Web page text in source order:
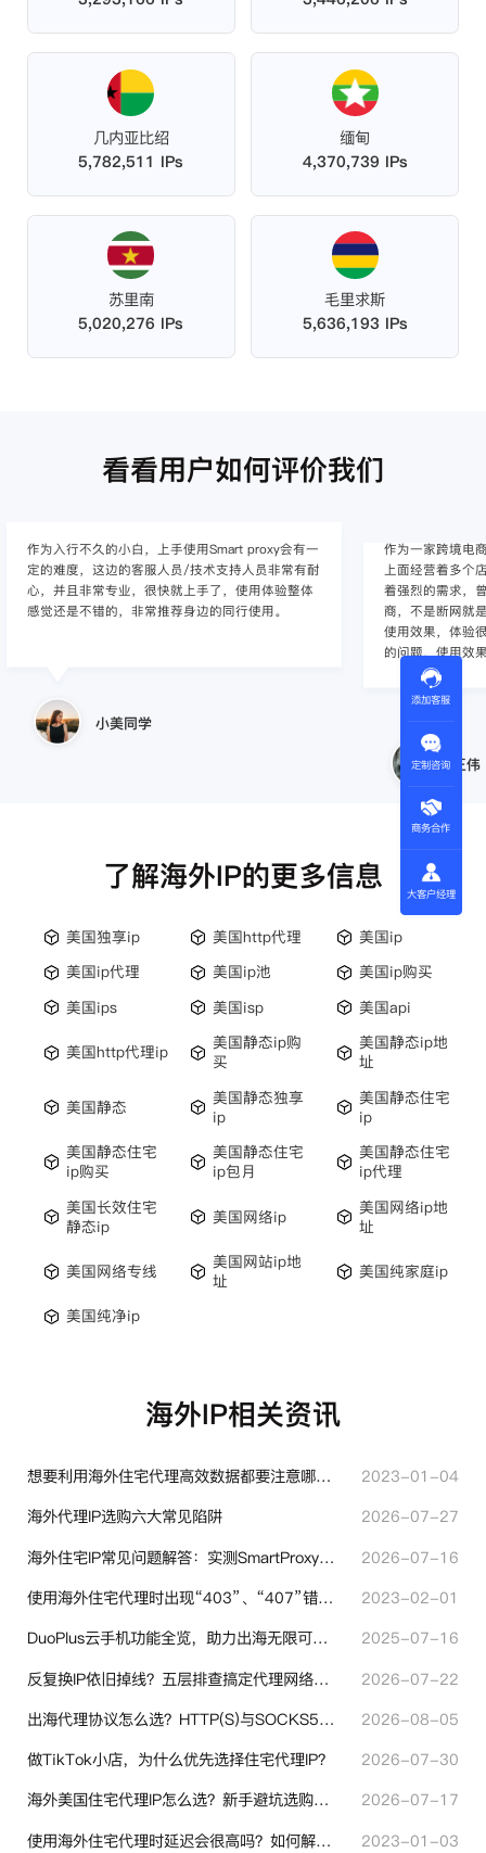
几内亚比绍
5,782,511 IPs
缅甸
4,370,739 IPs
苏里南
5,020,276 IPs
毛里求斯
5,636,193 IPs
看看用户如何评价我们
作为入行不久的小白，上手使用Smart proxy会有一
定的难度，这边的客服人员/技术支持人员非常有耐
心，并且非常专业，很快就上手了，使用体验整体
感觉还是不错的，非常推荐身边的同行使用。
小美同学
作为一家跨境电
上面经营着多个
着强烈的需求，
商，不是断网就
使用效果，体验
的问题，使用效
王伟
了解海外IP的更多信息
美国独享ip 美国http代理
美国ip
美国ip代理
美国ip池
美国ip购买
美国ips
美国isp 美国api
美国http代理ip
美国静态ip购
买
美国静态ip地
址
美国静态
美国静态独享
ip
美国静态住宅
ip
美国静态住宅
ip购买
美国静态住宅
ip包月
美国静态住宅
ip代理
美国长效住宅
静态ip
美国网络ip
美国网络ip地
址
美国网络专线
美国网站ip地
址
美国纯家庭ip
美国纯净ip
海外IP相关资讯
想要利用海外住宅代理高效数据都要注意哪些地方？
2023-01-04
海外代理IP选购六大常见陷阱
2026-07-27
海外住宅IP常见问题解答：实测SmartProxy使用经验分享
2026-07-16
使用海外住宅代理时出现“403”、“407”错误代码时代表什么？
2023-02-01
DuoPlus云手机功能全览，助力出海无限可能！
2025-07-16
反复换IP依旧掉线？五层排查搞定代理网络异常
2026-07-22
出海代理协议怎么选？HTTP(S)与SOCKS5核心差异与选型技巧
2026-08-05
做TikTok小店，为什么优先选择住宅代理IP？
2026-07-30
海外美国住宅代理IP怎么选？新手避坑选购指南
2026-07-17
使用海外住宅代理时延迟会很高吗？如何解决？
2023-01-03
添加客服
定制咨询
商务合作
大客户经理